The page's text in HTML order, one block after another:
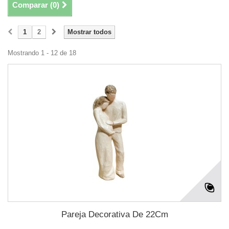
Comparar (0)
Mostrar todos
1 2
Mostrando 1 - 12 de 18
Pareja Decorativa De 22Cm